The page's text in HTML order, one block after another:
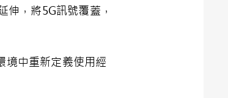
，將5G訊號覆蓋，
境中重新定義使用經